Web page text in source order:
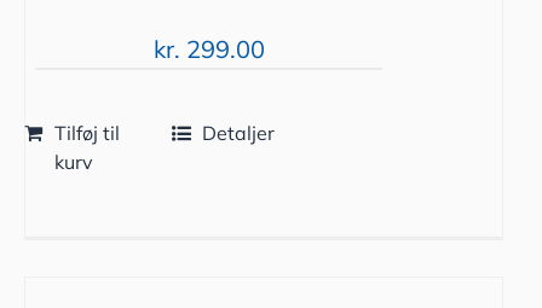
kr. 299.00
Tilføj til
kurv
Detaljer